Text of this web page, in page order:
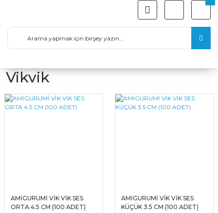
Vikvik
AMİGURUMİ VİK VİK SES
ORTA 4.5 CM (100 ADET)
AMİGURUMİ VİK VİK SES
KÜÇÜK 3.5 CM (100 ADET)